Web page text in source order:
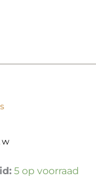
5 op voorraad